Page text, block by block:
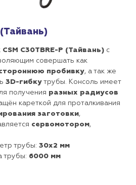
CSM C30TBRE-P (Тайвань) с
совершать как
пробивку, а так же
3D-гибку трубы. Консоль имеет
получения разных радиусов
кареткой для проталкивания
заготовки,
сервомотором,
трубы: 30х2 мм
трубы: 6000 мм